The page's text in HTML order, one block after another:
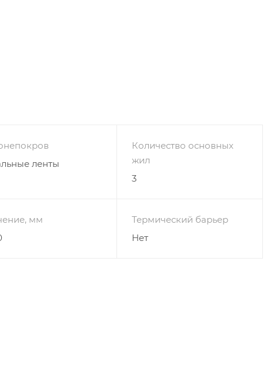
ленты
Количество основных
жил
3
мм
Термический барьер
Нет